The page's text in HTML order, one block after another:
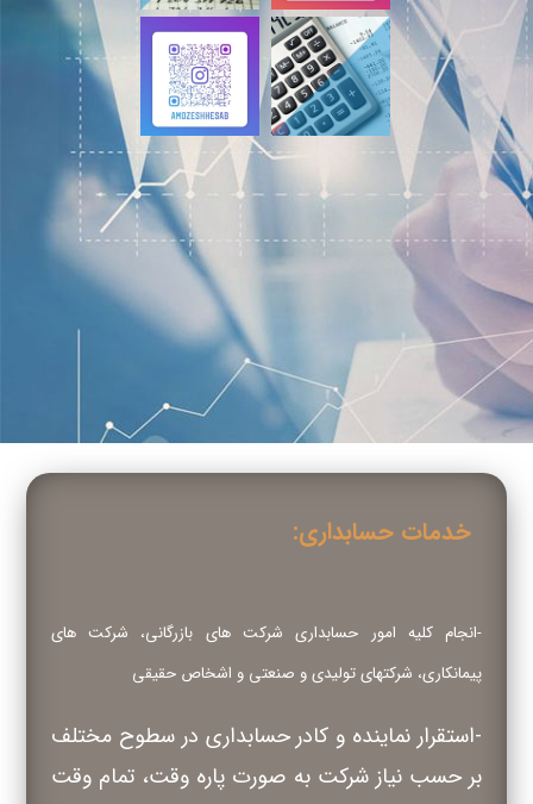
خدمات حسابداری:
-انجام کلیه امور حسابداری شرکت های بازرگانی، شرکت های
پیمانکاری، شرکتهای تولیدی و صنعتی و اشخاص حقیقی
-استقرار نماینده و کادر حسابداری در سطوح مختلف
بر حسب نیاز شرکت به صورت پاره وقت، تمام وقت